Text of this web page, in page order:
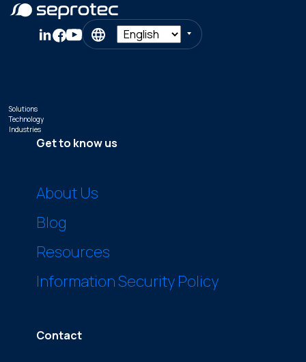
Solutions
Technology
Industries
Get to know us
About Us
Blog
Resources
Information Security Policy
Contact